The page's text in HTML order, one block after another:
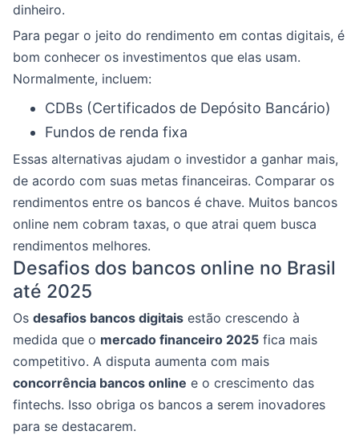
dinheiro.
Para pegar o jeito do rendimento em contas digitais, é
bom conhecer os investimentos que elas usam.
Normalmente, incluem:
CDBs (Certificados de Depósito Bancário)
Fundos de renda fixa
Essas alternativas ajudam o investidor a ganhar mais,
de acordo com suas metas financeiras. Comparar os
rendimentos entre os bancos é chave. Muitos bancos
online nem cobram taxas, o que atrai quem busca
rendimentos melhores.
Desafios dos bancos online no Brasil
até 2025
Os desafios bancos digitais estão crescendo à
medida que o mercado financeiro 2025 fica mais
competitivo. A disputa aumenta com mais
concorrência bancos online e o crescimento das
fintechs. Isso obriga os bancos a serem inovadores
para se destacarem.